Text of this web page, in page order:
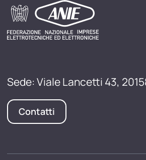
Sede: Viale Lancetti 43,
Contatti